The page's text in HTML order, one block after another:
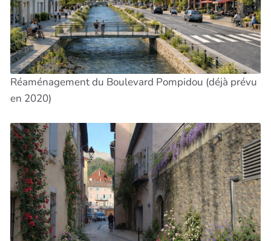
Réaménagement du Boulevard Pompidou (déjà prévu
en 2020)